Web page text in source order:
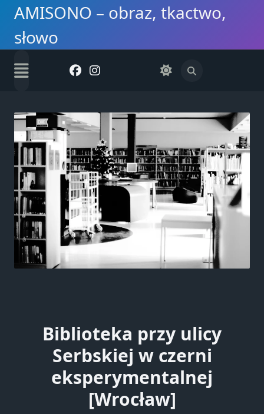
Skip
content
AMISONO – obraz, tkactwo,
słowo
Biblioteka przy ulicy
Serbskiej w czerni
eksperymentalnej
[Wrocław]